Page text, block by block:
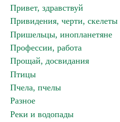
Привет, здравствуй
Привидения, черти, скелеты
Пришельцы, инопланетяне
Профессии, работа
Прощай, досвидания
Птицы
Пчела, пчелы
Разное
Реки и водопады